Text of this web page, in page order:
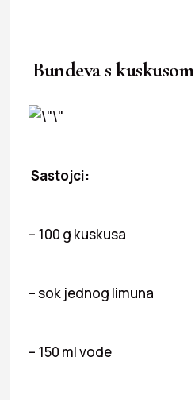
Bundeva s kuskusom
Sastojci:
– 100 g kuskusa
– sok jednog limuna
– 150 ml vode